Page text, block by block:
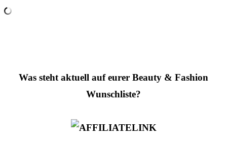
Was steht aktuell auf eurer Beauty & Fashion
Wunschliste?